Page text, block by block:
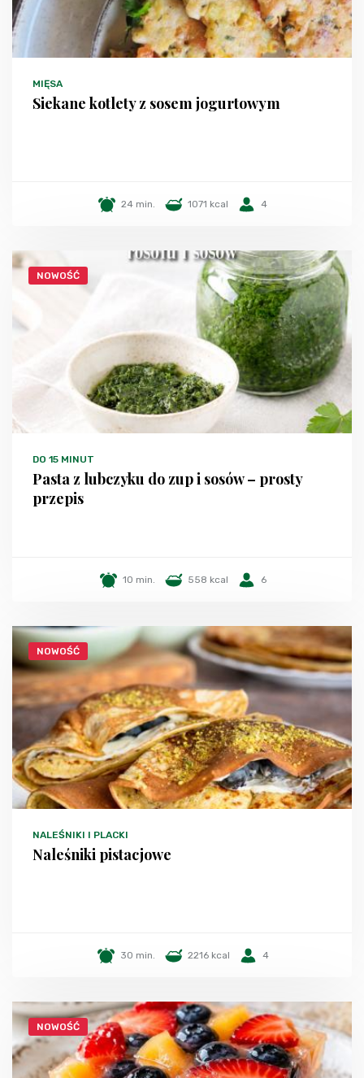
MIĘSA
Siekane kotlety z sosem jogurtowym
24 min. 1071 kcal 4
NOWOŚĆ
DO 15 MINUT
Pasta z lubczyku do zup i sosów – prosty
przepis
10 min. 558 kcal 6
NOWOŚĆ
NALEŚNIKI I PLACKI
Naleśniki pistacjowe
30 min. 2216 kcal 4
NOWOŚĆ